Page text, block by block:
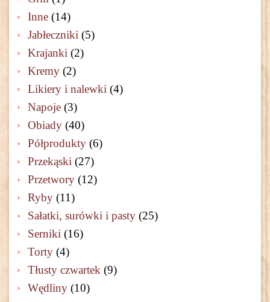
Inne (14)
Jabłeczniki (5)
Krajanki (2)
Kremy (2)
Likiery i nalewki (4)
Napoje (3)
Obiady (40)
Półprodukty (6)
Przekąski (27)
Przetwory (12)
Ryby (11)
Sałatki, surówki i pasty (25)
Serniki (16)
Torty (4)
Tłusty czwartek (9)
Wędliny (10)